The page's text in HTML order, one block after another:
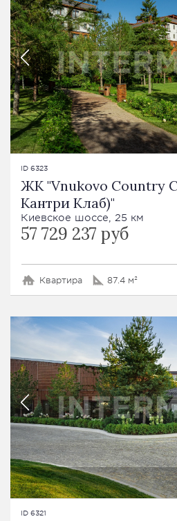
ID 6323
ЖК "Vnukovo Country
Кантри Клаб)"
Киевское шоссе, 25 км
57 729 237 руб
Квартира 87.4 м²
ID 6321